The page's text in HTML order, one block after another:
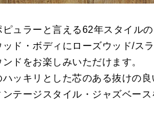
ュラーと言える62年スタイルの
ッド・ボディにローズウッド/ス
ンドをお楽しみいただけます。
ハッキリとした芯のある抜けの
ンテージスタイル・ジャズベー